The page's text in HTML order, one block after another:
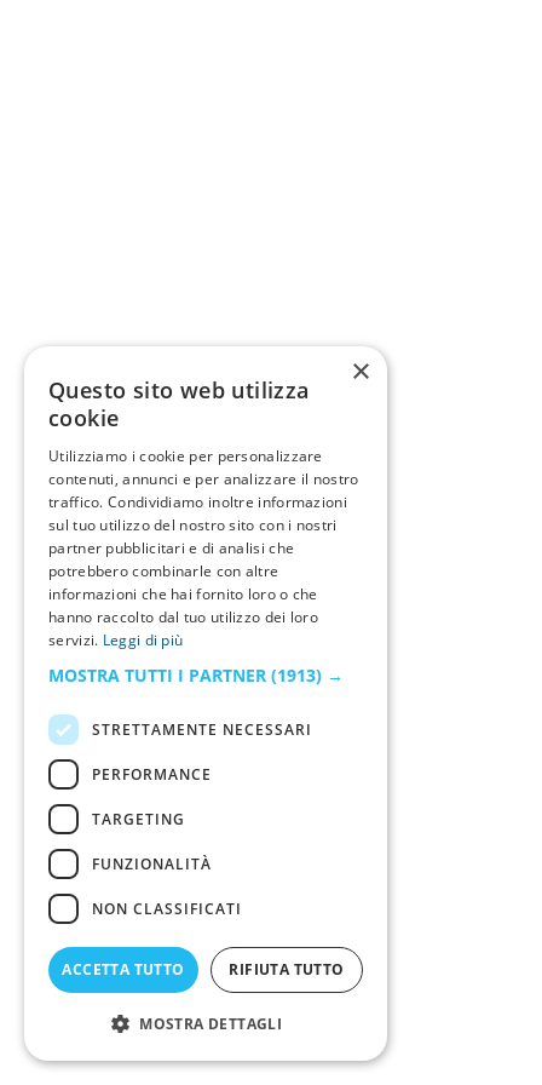
×
Questo sito web utilizza
cookie
Utilizziamo i cookie per personalizzare
contenuti, annunci e per analizzare il nostro
traffico. Condividiamo inoltre informazioni
sul tuo utilizzo del nostro sito con i nostri
partner pubblicitari e di analisi che
potrebbero combinarle con altre
informazioni che hai fornito loro o che
hanno raccolto dal tuo utilizzo dei loro
servizi. Leggi di più
MOSTRA TUTTI I PARTNER (1913) →
STRETTAMENTE NECESSARI
PERFORMANCE
TARGETING
FUNZIONALITÀ
NON CLASSIFICATI
ACCETTA TUTTO RIFIUTA TUTTO
MOSTRA DETTAGLI